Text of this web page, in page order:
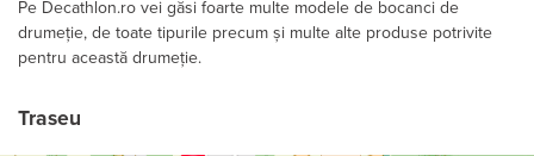
Pe Decathlon.ro vei găsi foarte multe modele de bocanci de
drumeție, de toate tipurile precum și multe alte produse potrivite
pentru această drumeție.
Traseu